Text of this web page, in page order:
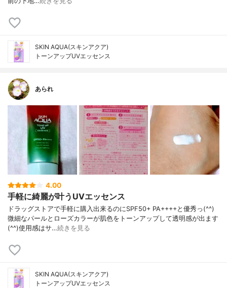
SKIN AQUA(スキンアクア)
トーンアップUVエッセンス
あられ
4.00
手軽に綺麗が叶うUVエッセンス
ドラッグストアで手軽に購入出来るのにSPF50+ PA++++と優秀っ(^^)
微細なパールとローズカラーが肌色をトーンアップして透明感が出ます
(^^)使用感はサ…続きを見る
SKIN AQUA(スキンアクア)
トーンアップUVエッセンス